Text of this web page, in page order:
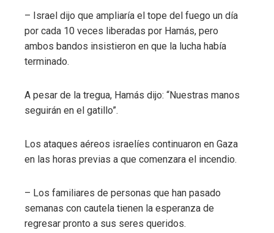
– Israel dijo que ampliaría el tope del fuego un día
por cada 10 veces liberadas por Hamás, pero
ambos bandos insistieron en que la lucha había
terminado.
A pesar de la tregua, Hamás dijo: “Nuestras manos
seguirán en el gatillo”.
Los ataques aéreos israelíes continuaron en Gaza
en las horas previas a que comenzara el incendio.
– Los familiares de personas que han pasado
semanas con cautela tienen la esperanza de
regresar pronto a sus seres queridos.